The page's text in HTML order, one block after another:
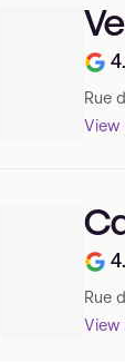
Rue
View
Rue
View